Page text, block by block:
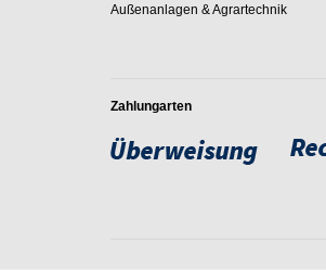
Außenanlagen & Agrartechnik
Zahlungarten